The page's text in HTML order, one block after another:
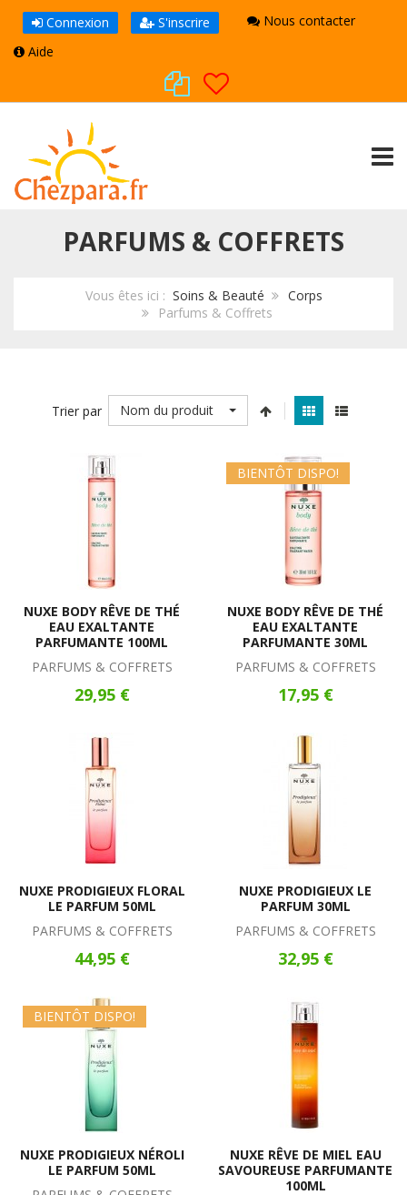
Connexion S'inscrire
Nous contacter
Aide
PARFUMS & COFFRETS
Vous êtes ici : Soins & Beauté
Corps
Parfums & Coffrets
Trier par Nom du produit
NUXE BODY RÊVE DE THÉ
EAU EXALTANTE
PARFUMANTE 100ML
PARFUMS & COFFRETS
29,95 €
BIENTÔT DISPO!
NUXE BODY RÊVE DE THÉ
EAU EXALTANTE
PARFUMANTE 30ML
PARFUMS & COFFRETS
17,95 €
NUXE PRODIGIEUX FLORAL
LE PARFUM 50ML
PARFUMS & COFFRETS
44,95 €
NUXE PRODIGIEUX LE
PARFUM 30ML
PARFUMS & COFFRETS
32,95 €
BIENTÔT DISPO!
NUXE PRODIGIEUX NÉROLI
LE PARFUM 50ML
NUXE RÊVE DE MIEL EAU
SAVOUREUSE PARFUMANTE
100ML